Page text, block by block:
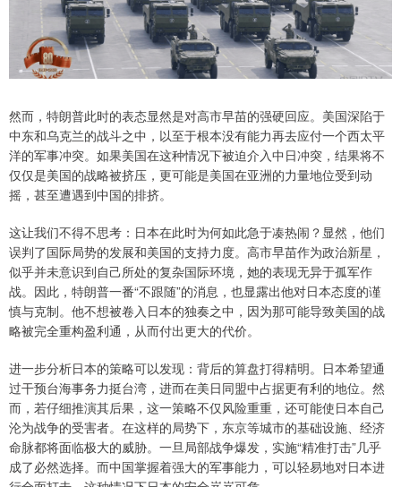
然而，特朗普此时的表态显然是对高市早苗的强硬回应。美国深陷于
中东和乌克兰的战斗之中，以至于根本没有能力再去应付一个西太平
洋的军事冲突。如果美国在这种情况下被迫介入中日冲突，结果将不
仅仅是美国的战略被挤压，更可能是美国在亚洲的力量地位受到动
摇，甚至遭遇到中国的排挤。
这让我们不得不思考：日本在此时为何如此急于凑热闹？显然，他们
误判了国际局势的发展和美国的支持力度。高市早苗作为政治新星，
似乎并未意识到自己所处的复杂国际环境，她的表现无异于孤军作
战。因此，特朗普一番“不跟随”的消息，也显露出他对日本态度的谨
慎与克制。他不想被卷入日本的独奏之中，因为那可能导致美国的战
略被完全重构盈利通，从而付出更大的代价。
进一步分析日本的策略可以发现：背后的算盘打得精明。日本希望通
过干预台海事务力挺台湾，进而在美日同盟中占据更有利的地位。然
而，若仔细推演其后果，这一策略不仅风险重重，还可能使日本自己
沦为战争的受害者。在这样的局势下，东京等城市的基础设施、经济
命脉都将面临极大的威胁。一旦局部战争爆发，实施“精准打击”几乎
成了必然选择。而中国掌握着强大的军事能力，可以轻易地对日本进